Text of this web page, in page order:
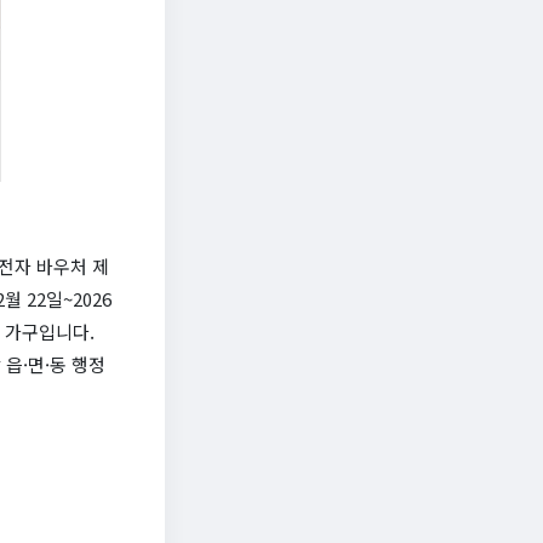
자 바우처 제
22일~2026
구입니다.
·면·동 행정